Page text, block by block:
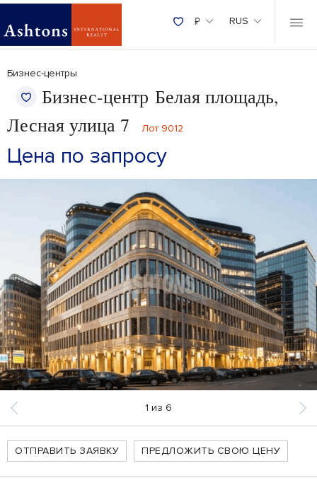
₽ RUS
Бизнес-центры
Бизнес-центр Белая площадь,
Лесная улица 7
Лот 9012
Цена по запросу
1 из 6
ОТПРАВИТЬ ЗАЯВКУ ПРЕДЛОЖИТЬ СВОЮ ЦЕНУ